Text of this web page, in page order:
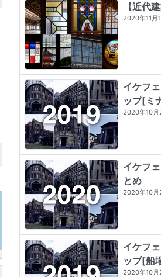
遊廓に泊まる (とんぼの本)
4 (20)
プレモダン建築巡礼
★★★★★ 5 (5)
【近代
2020年11月
イケフ
ップ[ミ
2020年10月
イケフ
とめ
2020年10月
イケフ
ップ[船
2020年10月